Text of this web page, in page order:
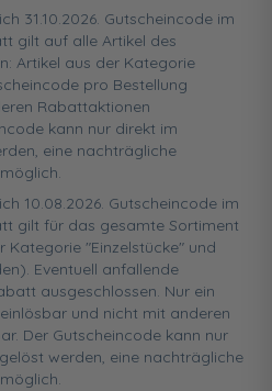
31.10.2026. Gutscheincode im
gilt auf alle Artikel des
Artikel aus der Kategorie
pro Bestellung
Rabattaktionen
kann nur direkt im
eine nachträgliche
10.08.2026. Gutscheincode im
gilt für das gesamte Sortiment
Kategorie "Einzelstücke" und
Eventuell anfallende
ausgeschlossen. Nur ein
und nicht mit anderen
Der Gutscheincode kann nur
werden, eine nachträgliche